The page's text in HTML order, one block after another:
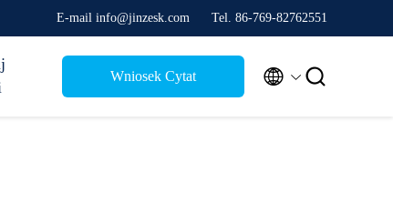
E-mail info@jinzesk.com Tel. 86-769-82762551
Wniosek Cytat  